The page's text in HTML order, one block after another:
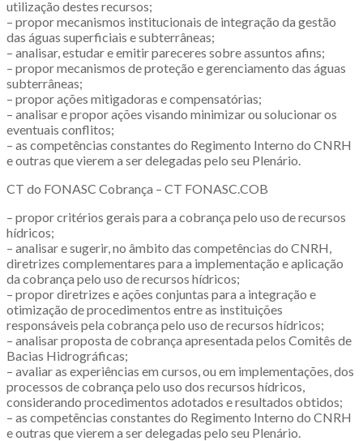
utilização destes recursos;
– propor mecanismos institucionais de integração da gestão
das águas superficiais e subterrâneas;
– analisar, estudar e emitir pareceres sobre assuntos afins;
– propor mecanismos de proteção e gerenciamento das águas
subterrâneas;
– propor ações mitigadoras e compensatórias;
– analisar e propor ações visando minimizar ou solucionar os
eventuais conflitos;
– as competências constantes do Regimento Interno do CNRH
e outras que vierem a ser delegadas pelo seu Plenário.
CT do FONASC Cobrança – CT FONASC.COB
– propor critérios gerais para a cobrança pelo uso de recursos
hídricos;
– analisar e sugerir, no âmbito das competências do CNRH,
diretrizes complementares para a implementação e aplicação
da cobrança pelo uso de recursos hídricos;
– propor diretrizes e ações conjuntas para a integração e
otimização de procedimentos entre as instituições
responsáveis pela cobrança pelo uso de recursos hídricos;
– analisar proposta de cobrança apresentada pelos Comitês de
Bacias Hidrográficas;
– avaliar as experiências em cursos, ou em implementações, dos
processos de cobrança pelo uso dos recursos hídricos,
considerando procedimentos adotados e resultados obtidos;
– as competências constantes do Regimento Interno do CNRH
e outras que vierem a ser delegadas pelo seu Plenário.